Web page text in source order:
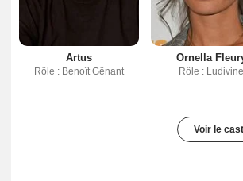
Artus
Rôle : Benoît Gênant
Ornella
Rôle : Ludivine
Voir le